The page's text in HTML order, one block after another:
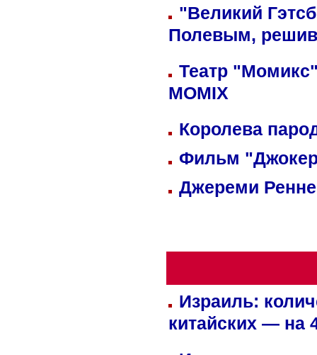
"Великий
Полевым,
Театр
MOMIX
Королева
Фильм
Джереми
Израиль:
китайских — на